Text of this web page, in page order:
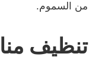
من السموم.
تنظيف